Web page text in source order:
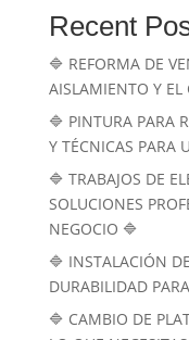
Recent
🔷 REFORMA DE
AISLAMIENTO Y EL
🔷 PINTURA PARA
Y TÉCNICAS PARA
🔷 TRABAJOS DE
SOLUCIONES
NEGOCIO 🔷
🔷 INSTALACIÓN
DURABILIDAD
🔷 CAMBIO DE